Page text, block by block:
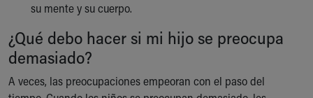
su mente y su cuerpo.
¿Qué debo hacer si mi hijo se preocupa
demasiado?
A veces, las preocupaciones empeoran con el paso del